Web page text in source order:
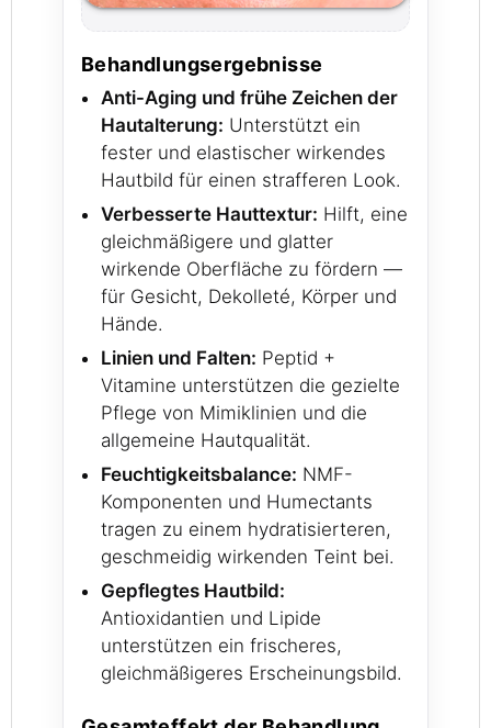
Behandlungsergebnisse
Anti-Aging und frühe Zeichen der
Hautalterung: Unterstützt ein
fester und elastischer wirkendes
Hautbild für einen strafferen Look.
Verbesserte Hauttextur: Hilft, eine
gleichmäßigere und glatter
wirkende Oberfläche zu fördern —
für Gesicht, Dekolleté, Körper und
Hände.
Linien und Falten: Peptid +
Vitamine unterstützen die gezielte
Pflege von Mimiklinien und die
allgemeine Hautqualität.
Feuchtigkeitsbalance: NMF-
Komponenten und Humectants
tragen zu einem hydratisierteren,
geschmeidig wirkenden Teint bei.
Gepflegtes Hautbild:
Antioxidantien und Lipide
unterstützen ein frischeres,
gleichmäßigeres Erscheinungsbild.